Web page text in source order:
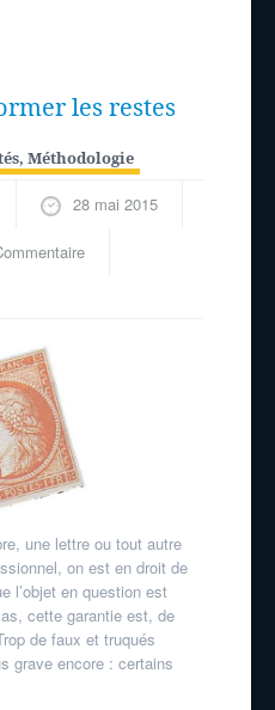
les restes
, Méthodologie
28 mai 2015
une lettre ou tout autre
on est en droit de
l’objet en question est
cette garantie est, de
de faux et truqués
grave encore : certains